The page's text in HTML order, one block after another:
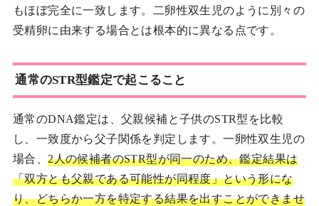
もほぼ完全に一致します。二卵性双生児のように別々の
受精卵に由来する場合とは根本的に異なる点です。
通常のSTR型鑑定で起こること
通常のDNA鑑定は、父親候補と子供のSTR型を比較
し、一致度から父子関係を判定します。一卵性双生児の
場合、2人の候補者のSTR型が同一のため、鑑定結果は
「双方とも父親である可能性が同程度」という形にな
り、どちらか一方を特定する結果を出すことができませ